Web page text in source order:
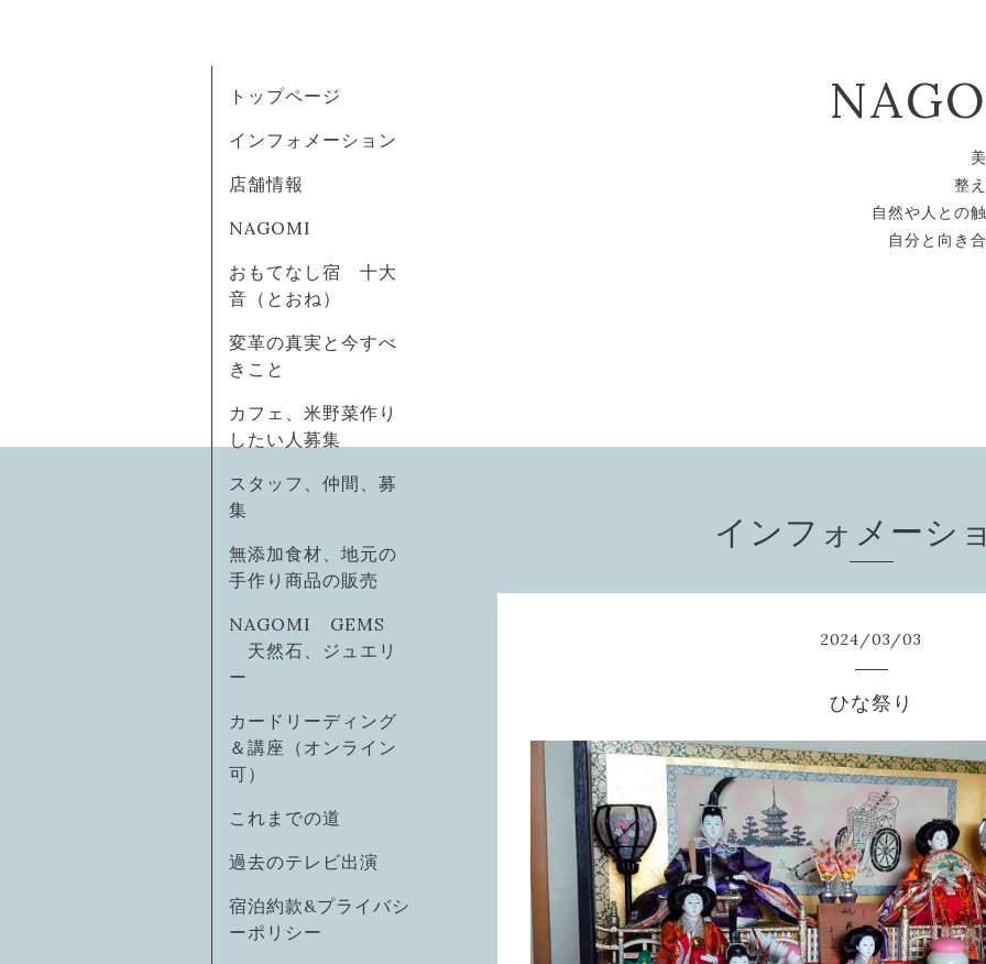
整
自然や人との
自分と向き
トップページ
インフォメーション
店舗情報
NAGOMI
おもてなし宿 十大
音（とおね）
変革の真実と今すべ
きこと
カフェ、米野菜作り
したい人募集
スタッフ、仲間、募
集
無添加食材、地元の
手作り商品の販売
NAGOMI GEMS
天然石、ジュエリ
ー
カードリーディング
＆講座（オンライン
可）
これまでの道
過去のテレビ出演
宿泊約款&プライバシ
ーポリシー
インフォメーシ
2024/03/03
ひな祭り